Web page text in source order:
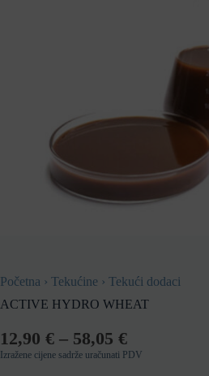
Početna › Tekućine › Tekući dodaci
ACTIVE HYDRO WHEAT
12,90 € – 58,05 €
Izražene cijene sadrže uračunati PDV